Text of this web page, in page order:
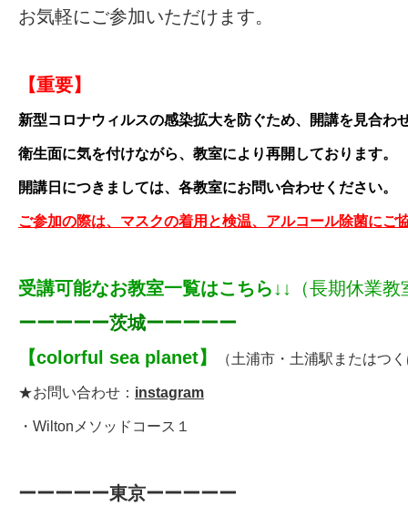
お気軽にご参加いただけます。
【重要】
新型コロナウィルスの感染拡大を防ぐため、開講を見合わ
衛生面に気を付けながら、教室により再開しております。
開講日につきましては、 各教室にお問い合わせください。
ご参加の際は、マスクの着用と検温、アルコール除菌にご
受講可能なお教室一覧はこちら↓↓ （長期休業
ーーーーー茨城ーーーーー
【colorful sea planet】 （土浦市・土浦駅またはつ
★お問い合わせ： instagram
・ Wiltonメソッドコース１
ーーーーー東京ーーーーー